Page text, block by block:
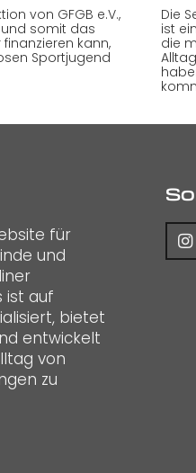
von GFGB e.V.,
somit das
kann,
Sportjugend
Die
ist
die
für
und
ist auf
bietet
entwickelt
von
zu